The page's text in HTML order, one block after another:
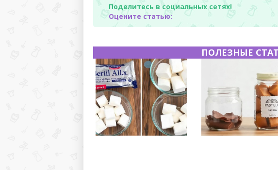
Поделитесь в социальных сетях!
Оцените статью:
ПОЛЕЗНЫЕ